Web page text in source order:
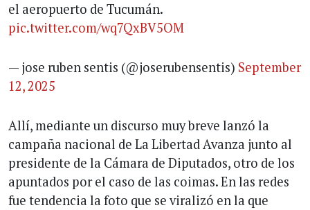
el aeropuerto de Tucumán.
pic.twitter.com/wq7QxBV5OM
— jose ruben sentis (@joserubensentis) September
12, 2025
Allí, mediante un discurso muy breve lanzó la
campaña nacional de La Libertad Avanza junto al
presidente de la Cámara de Diputados, otro de los
apuntados por el caso de las coimas. En las redes
fue tendencia la foto que se viralizó en la que